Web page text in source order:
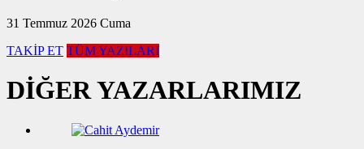
31 Temmuz 2026 Cuma
TAKİP ET TÜM YAZILARI
DİĞER YAZARLARIMIZ